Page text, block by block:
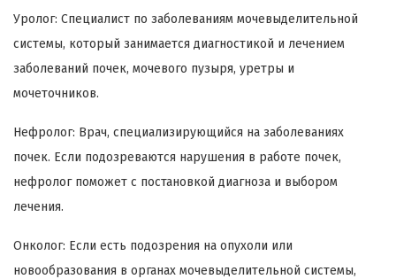
Уролог: Специалист по заболеваниям мочевыделительной
системы, который занимается диагностикой и лечением
заболеваний почек, мочевого пузыря, уретры и
мочеточников.
Нефролог: Врач, специализирующийся на заболеваниях
почек. Если подозреваются нарушения в работе почек,
нефролог поможет с постановкой диагноза и выбором
лечения.
Онколог: Если есть подозрения на опухоли или
новообразования в органах мочевыделительной системы,